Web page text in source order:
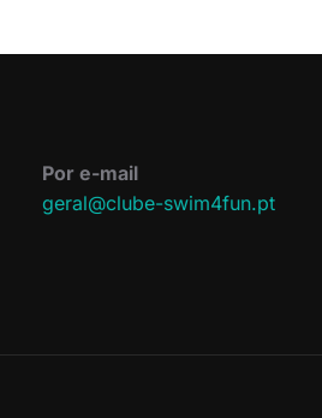
Por e-mail
geral@clube-swim4fun.pt